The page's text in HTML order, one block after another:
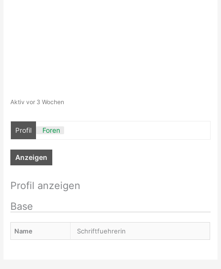
Aktiv vor 3 Wochen
Profil Foren
Anzeigen
Profil anzeigen
Base
Name Schriftfuehrerin